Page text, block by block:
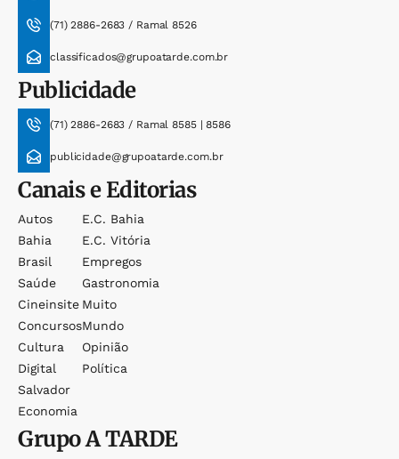
(71) 2886-2683 / Ramal 8526
classificados@grupoatarde.com.br
Publicidade
(71) 2886-2683 / Ramal 8585 | 8586
publicidade@grupoatarde.com.br
Canais e Editorias
Autos
Bahia
Brasil
Saúde
Cineinsite
Concursos
Cultura
Digital
Salvador
Economia
E.c. Bahia
E.c. Vitória
Empregos
Gastronomia
Muito
Mundo
Opinião
Política
GrupoA TARDE